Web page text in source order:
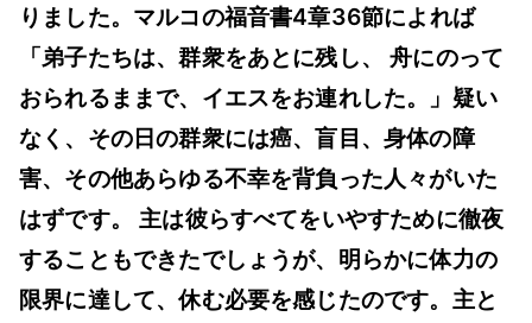
りました。マルコの福音書4章36節によれば
「弟子たちは、群衆をあとに残し、 舟にのって
おられるままで、イエスをお連れした。」疑い
なく、その日の群衆には癌、盲目、身体の障
害、その他あらゆる不幸を背負った人々がいた
はずです。 主は彼らすべてをいやすために徹夜
することもできたでしょうが、明らかに体力の
限界に達して、休む必要を感じたのです。主と